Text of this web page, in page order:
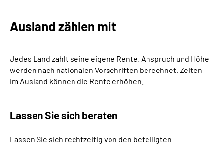
Experten
Über uns & Presse
Online-Services
Language
Ausland zählen mit
Jedes Land zahlt seine eigene Rente. Anspruch und Höhe
werden nach nationalen Vorschriften berechnet. Zeiten
im Ausland können die Rente erhöhen.
Lassen Sie sich beraten
Lassen Sie sich rechtzeitig von den beteiligten